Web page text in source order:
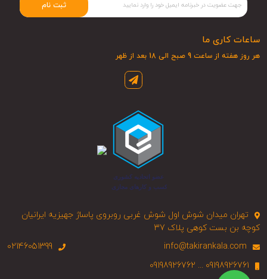
ثبت نام
ساعات کاری ما
هر روز هفته از ساعت 9 صبح الی 18 بعد از ظهر
تهران میدان شوش اول شوش غربی روبروی پاساژ جهیزیه ایرانیان
کوچه بن بست کوهی پلاک 37
info@takirankala.com
02146051399
09198926761 ... 09198926762